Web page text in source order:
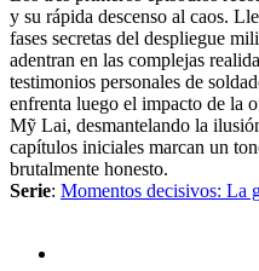
y su rápida descenso al caos.
fases secretas del despliegue
adentran en las complejas
testimonios personales de
enfrenta luego el impacto de la
Mỹ Lai, desmantelando la
capítulos iniciales marcan un
brutalmente honesto.
Serie: Momentos decisivos: La